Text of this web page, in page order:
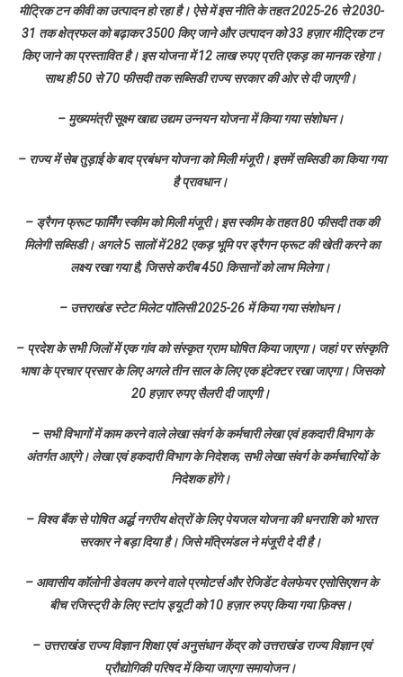
मीट्रिक टन कीवी का उत्पादन हो रहा है। ऐसे में इस नीति के तहत 2025-26 से 2030-
31 तक क्षेत्रफल को बढ़ाकर 3500 किए जाने और उत्पादन को 33 हज़ार मीट्रिक टन
किए जाने का प्रस्तावित है। इस योजना में 12 लाख रुपए प्रति एकड़ का मानक रहेगा।
साथ ही 50 से 70 फीसदी तक सब्सिडी राज्य सरकार की ओर से दी जाएगी।
– मुख्यमंत्री सूक्ष्म खाद्य उद्यम उन्नयन योजना में किया गया संशोधन।
– राज्य में सेब तुड़ाई के बाद प्रबंधन योजना को मिली मंजूरी। इसमें सब्सिडी का किया गया
है प्रावधान।
– ड्रैगन फ्रूट फार्मिंग स्कीम को मिली मंजूरी। इस स्कीम के तहत 80 फीसदी तक की
मिलेगी सब्सिडी। अगले 5 सालों में 282 एकड़ भूमि पर ड्रैगन फ्रूट की खेती करने का
लक्ष्य रखा गया है, जिससे करीब 450 किसानों को लाभ मिलेगा।
– उत्तराखंड स्टेट मिलेट पॉलिसी 2025-26 में किया गया संशोधन।
– प्रदेश के सभी जिलों में एक गांव को संस्कृत ग्राम घोषित किया जाएगा। जहां पर संस्कृति
भाषा के प्रचार प्रसार के लिए अगले तीन साल के लिए एक इंटेक्टर रखा जाएगा। जिसको
20 हज़ार रुपए सैलरी दी जाएगी।
– सभी विभागों में काम करने वाले लेखा संवर्ग के कर्मचारी लेखा एवं हकदारी विभाग के
अंतर्गत आएंगे। लेखा एवं हकदारी विभाग के निदेशक, सभी लेखा संवर्ग के कर्मचारियों के
निदेशक होंगे।
– विश्व बैंक से पोषित अर्द्ध नगरीय क्षेत्रों के लिए पेयजल योजना की धनराशि को भारत
सरकार ने बड़ा दिया है। जिसे मंत्रिमंडल ने मंजूरी दे दी है।
– आवासीय कॉलोनी डेवलप करने वाले प्रमोटर्स और रेजिडेंट वेलफेयर एसोसिएशन के
बीच रजिस्ट्री के लिए स्टांप ड्यूटी को 10 हज़ार रुपए किया गया फ़िक्स।
– उत्तराखंड राज्य विज्ञान शिक्षा एवं अनुसंधान केंद्र को उत्तराखंड राज्य विज्ञान एवं
प्रौद्योगिकी परिषद में किया जाएगा समायोजन।